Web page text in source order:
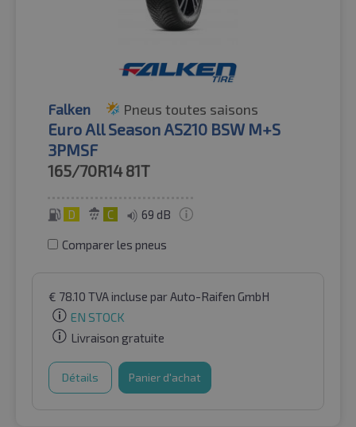
Falken Pneus toutes saisons
Euro All Season AS210 BSW M+S
3PMSF
165/70R14 81T
D C 69 dB
Comparer les pneus
€ 78.10 TVA incluse par Auto-Raifen GmbH
EN STOCK
Livraison gratuite
Détails Panier d'achat